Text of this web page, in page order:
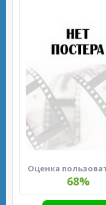
Оценка
68%